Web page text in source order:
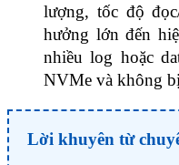
lượng, tốc độ
hưởng lớn đến
nhiều log hoặc
NVMe và không
Lời khuyên từ